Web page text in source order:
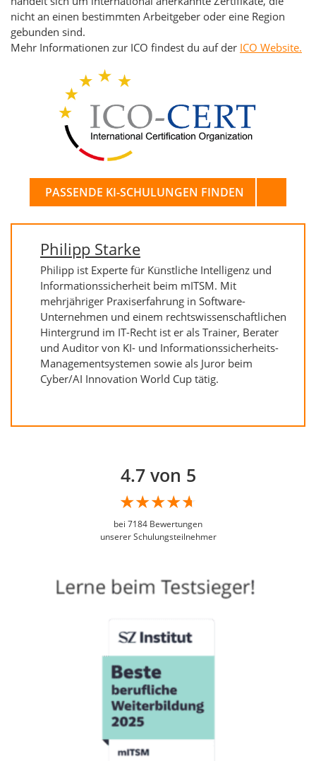
nicht an einen bestimmten Arbeitgeber oder eine Region
gebunden sind.
Mehr Informationen zur ICO findest du auf der ICO Website.
PASSENDE KI-SCHULUNGEN FINDEN
Philipp Starke
Philipp ist Experte für Künstliche Intelligenz und
Informationssicherheit beim mITSM. Mit
mehrjähriger Praxiserfahrung in Software-
Unternehmen und einem rechtswissenschaftlichen
Hintergrund im IT-Recht ist er als Trainer, Berater
und Auditor von KI- und Informationssicherheits-
Managementsystemen sowie als Juror beim
Cyber/AI Innovation World Cup tätig.
4.7 von 5
bei 7184 Bewertungen
unserer Schulungsteilnehmer